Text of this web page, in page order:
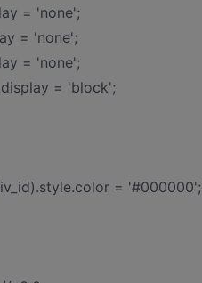
= 'none';
= 'none';
= 'none';
= 'block';
= '#000000';